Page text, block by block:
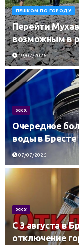
ПЕШКОМ ПО ГОРОДУ
Перейти
возможным в
19/07/2026
ЖКХ
Очередное
воды в Бресте
07/07/2026
ЖКХ
С 3 августа в
отключение